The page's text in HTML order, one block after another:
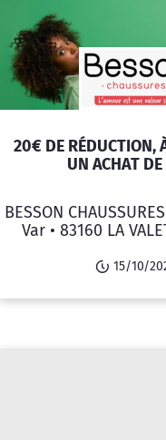
20€ DE RÉDUCTION,
UN ACHAT
BESSON
Var • 83160 LA
15/10/